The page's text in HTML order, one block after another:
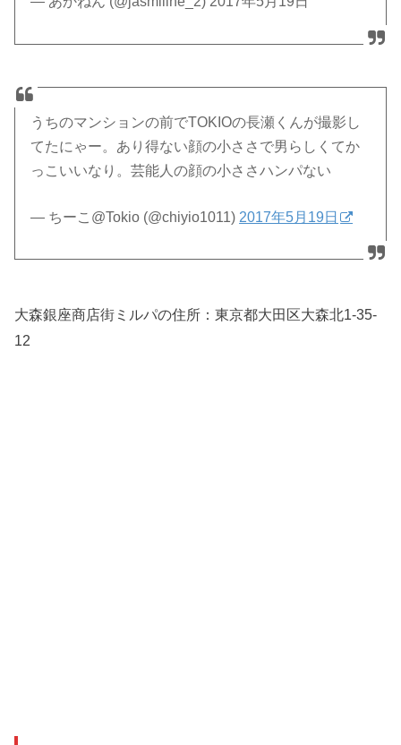
うちのマンションの前でTOKIOの長瀬くんが撮影し
てたにゃー。あり得ない顔の小ささで男らしくてか
っこいいなり。芸能人の顔の小ささハンパない
— ちーこ@Tokio (@chiyio1011) 2017年5月19日
大森銀座商店街ミルパの住所：東京都大田区大森北1-35-
12